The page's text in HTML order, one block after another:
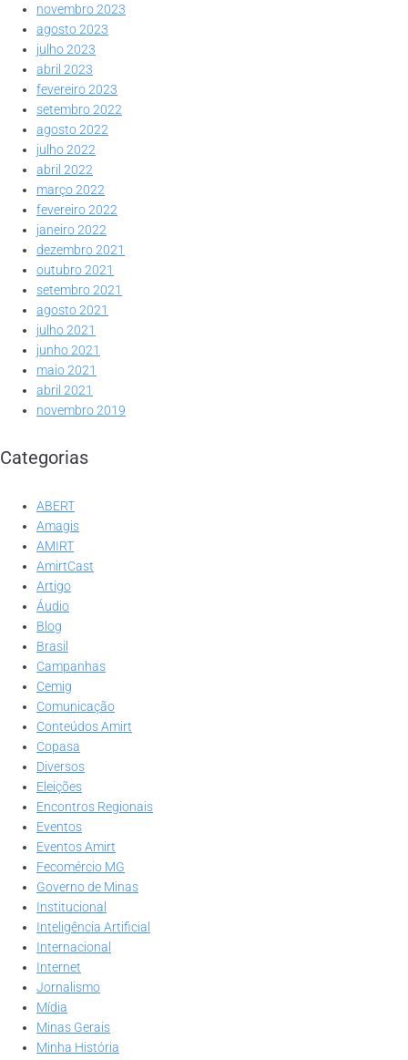
novembro 2023
agosto 2023
julho 2023
abril 2023
fevereiro 2023
setembro 2022
agosto 2022
julho 2022
abril 2022
março 2022
fevereiro 2022
janeiro 2022
dezembro 2021
outubro 2021
setembro 2021
agosto 2021
julho 2021
junho 2021
maio 2021
abril 2021
novembro 2019
Categorias
ABERT
Amagis
AMIRT
AmirtCast
Artigo
Áudio
Blog
Brasil
Campanhas
Cemig
Comunicação
Conteúdos Amirt
Copasa
Diversos
Eleições
Encontros Regionais
Eventos
Eventos Amirt
Fecomércio MG
Governo de Minas
Institucional
Inteligência Artificial
Internacional
Internet
Jornalismo
Mídia
Minas Gerais
Minha História